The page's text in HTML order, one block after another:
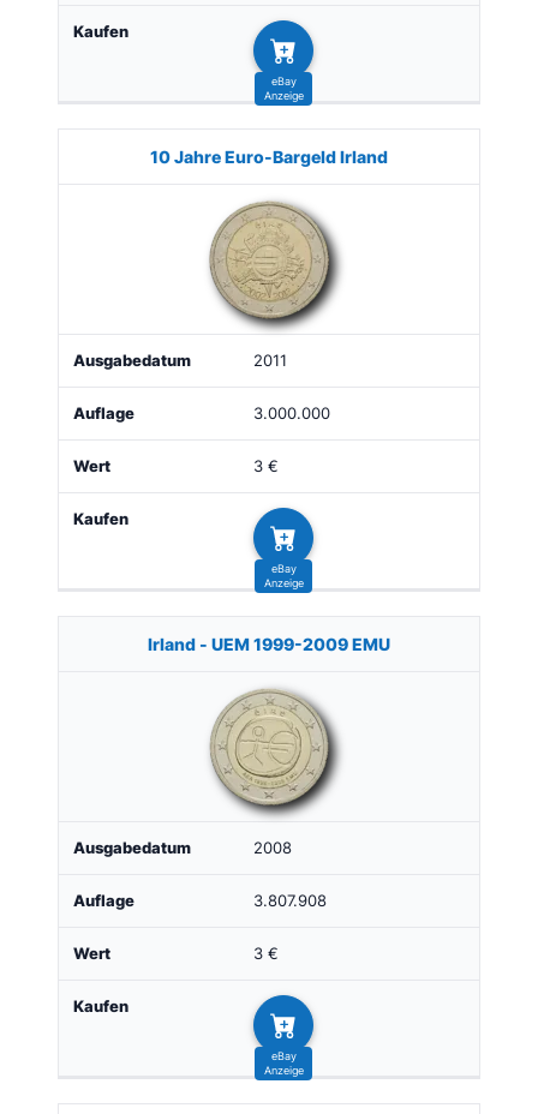
10 Jahre Euro-Bargeld Irland
2011
3.000.000
3 €
Irland - UEM 1999-2009 EMU
2008
3.807.908
3 €